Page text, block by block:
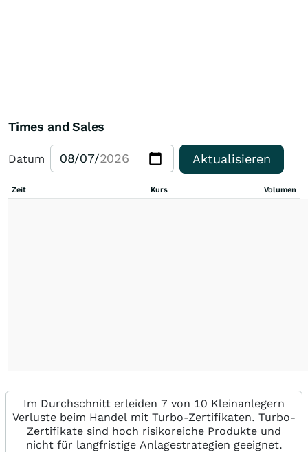
Times and Sales
Datum Aktualisieren
Zeit Kurs Volumen
Im Durchschnitt erleiden 7 von 10 Kleinanlegern
Verluste beim Handel mit Turbo-Zertifikaten. Turbo-
Zertifikate sind hoch risikoreiche Produkte und
nicht für langfristige Anlagestrategien geeignet.